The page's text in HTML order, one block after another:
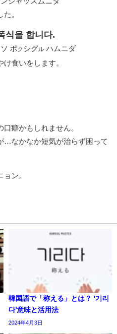
。
식을 합니다.
ポク シグル ハムニダ
食いをします。
口癖かもしれません。
…なかなか短気が治らず困って
ン。
韓国語で「称える」とは？ '기리
다'意味と活用法
2024年4月3日